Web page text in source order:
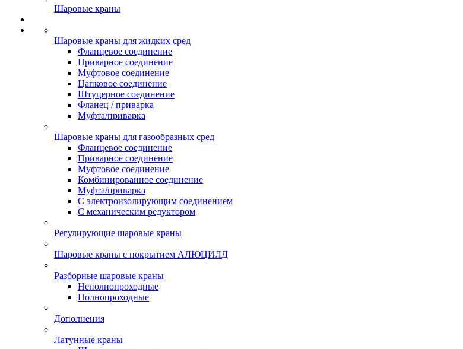
Шаровые краны
Шаровые краны для жидких сред
Фланцевое соединение
Приварное соединение
Муфтовое соединение
Цапковое соединение
Штуцерное соединение
Фланец / приварка
Муфта/приварка
Шаровые краны для газообразных сред
Фланцевое соединение
Приварное соединение
Муфтовое соединение
Комбинированное соединение
Муфта/приварка
С электроизолирующим соединением
С механическим редуктором
Регулирующие шаровые краны
Шаровые краны с покрытием АЛЮЦИЛД
Разборные шаровые краны
Неполнопроходные
Полнопроходные
Дополнения
Латунные краны